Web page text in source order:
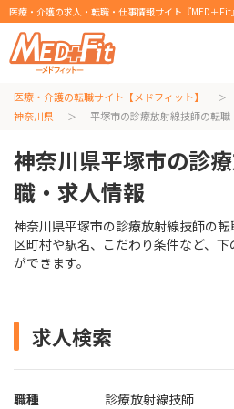
医療・介護の求人・転職・仕事情報サイト『MED＋Fit
医療・介護の転職サイト【メドフィット】
神奈川県
平塚市の診療放射線技師の転職
神奈川県平塚市の診
職・求人情報
神奈川県平塚市の診療放射線技師の
区町村や駅名、こだわり条件など、
ができます。
求人検索
職種 診療放射線技師